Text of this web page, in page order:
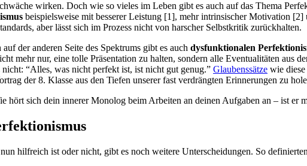
wirken. Doch wie so vieles im Leben gibt es auch auf das Thema
beispielsweise mit besserer Leistung [1], mehr intrinsischer Motivation
aber lässt sich im Prozess nicht von harscher Selbstkritik zurückhalten.
der anderen Seite des Spektrums gibt es auch dysfunktionalen
mehr nur, eine tolle Präsentation zu halten, sondern alle Eventualitäten
“Alles, was nicht perfekt ist, ist nicht gut genug.” Glaubenssätze wie
der 8. Klasse aus den Tiefen unserer fast verdrängten Erinnerungen zu
hört sich dein innerer Monolog beim Arbeiten an deinen Aufgaben an – ist er
hilfreich ist oder nicht, gibt es noch weitere Unterscheidungen. So